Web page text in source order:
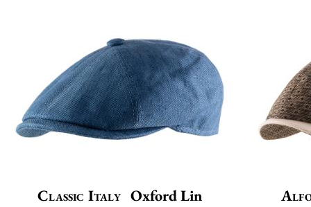
Classic Italy Oxford Lin